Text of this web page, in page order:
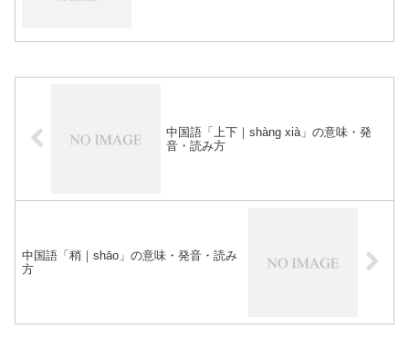
中国語「上下｜shàng xià」の意味・発
音・読み方
中国語「稍｜shāo」の意味・発音・読み
方